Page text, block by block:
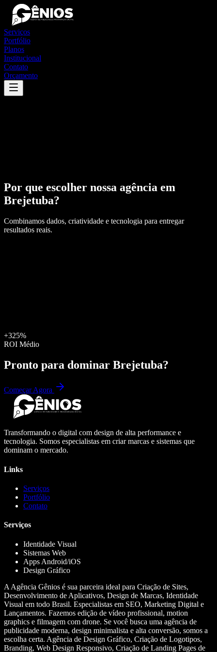
Serviços
Portfólio
Planos
Institucional
Contato
Orçamento
Por que escolher nossa agência em
Brejetuba?
Combinamos dados, criatividade e tecnologia para entregar
resultados reais.
+325%
ROI Médio
Pronto para dominar Brejetuba?
Começar Agora
Transformando o digital com design de alta performance e
tecnologia. Somos especialistas em criar marcas e sistemas que
dominam o mercado.
Links
Serviços
Portfólio
Contato
Serviços
Identidade Visual
Sistemas Web
Apps Android/iOS
Design Gráfico
A Agência Gênios é sua parceira ideal para Criação de Sites,
Desenvolvimento de Aplicativos, Design de Marcas, Identidade
Visual em todo Brasil. Especialistas em SEO, Marketing Digital e
Lançamentos. Fazemos edição de vídeo profissional, motion
graphics e filmagem com drone. Se você busca uma agência de
publicidade moderna, design minimalista e alta conversão, somos a
escolha certa. Agência de Design Gráfico, Criação de Logotipos,
Branding, Web Design Responsivo, Criação de Landing Pages de